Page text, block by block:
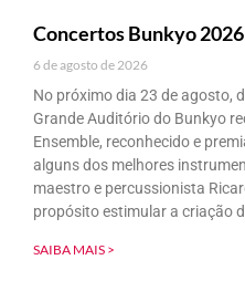
Concertos Bunkyo
6 de agosto de 2026
No próximo dia 23 de agosto,
Grande Auditório do Bunkyo
Ensemble, reconhecido e
alguns dos melhores
maestro e percussionista
propósito estimular a criação
SAIBA MAIS >